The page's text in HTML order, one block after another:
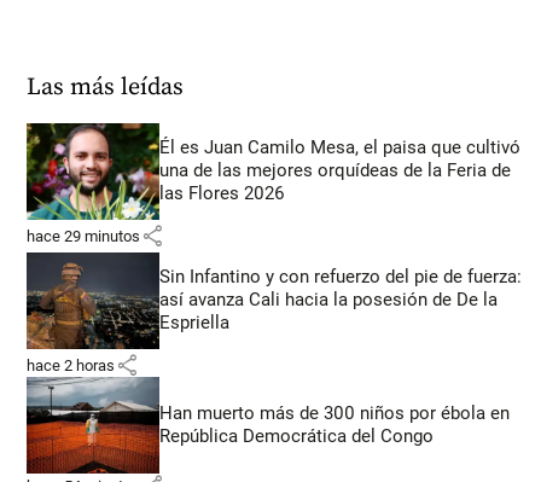
Las más leídas
Él es Juan Camilo Mesa, el paisa que cultivó
una de las mejores orquídeas de la Feria de
las Flores 2026
hace 29 minutos share
Sin Infantino y con refuerzo del pie de fuerza:
así avanza Cali hacia la posesión de De la
Espriella
hace 2 horas share
Han muerto más de 300 niños por ébola en
República Democrática del Congo